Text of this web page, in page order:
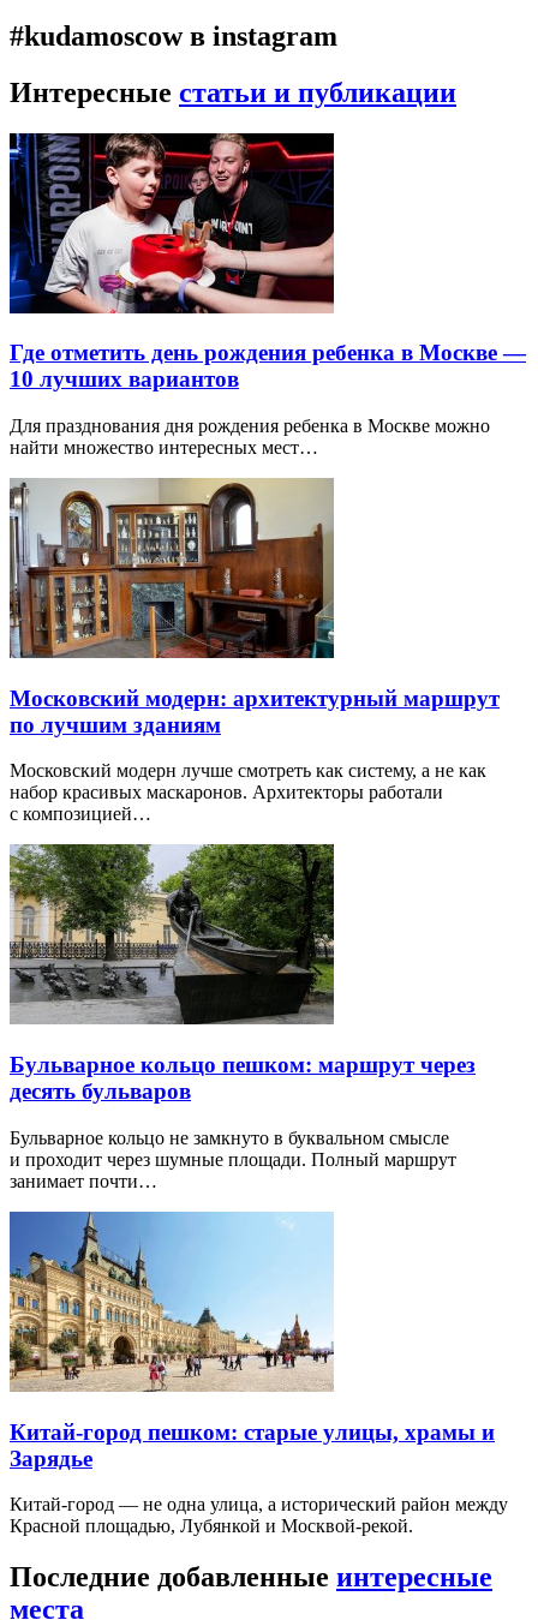
#kudamoscow в instagram
Интересные статьи и публикации
Где отметить день рождения ребенка в Москве —
10 лучших вариантов
Для празднования дня рождения ребенка в Москве можно
найти множество интересных мест…
Московский модерн: архитектурный маршрут
по лучшим зданиям
Московский модерн лучше смотреть как систему, а не как
набор красивых маскаронов. Архитекторы работали
с композицией…
Бульварное кольцо пешком: маршрут через
десять бульваров
Бульварное кольцо не замкнуто в буквальном смысле
и проходит через шумные площади. Полный маршрут
занимает почти…
Китай-город пешком: старые улицы, храмы и
Зарядье
Китай-город — не одна улица, а исторический район между
Красной площадью, Лубянкой и Москвой-рекой.
Последние добавленные интересные
места